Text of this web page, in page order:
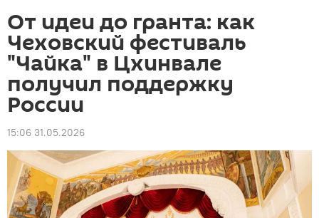
От идеи до гранта: как
Чеховский фестиваль
"Чайка" в Цхинвале
получил поддержку
России
15:06 31.05.2026